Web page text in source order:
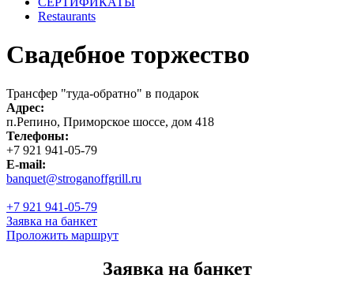
Restaurants
Свадебное торжество
Трансфер "туда-обратно" в подарок
Адрес:
п.Репино, Приморское шоссе, дом 418
Телефоны:
+7 921 941-05-79
E-mail:
banquet@stroganoffgrill.ru
+7 921 941-05-79
Заявка на банкет
Проложить маршрут
Заявка на банкет